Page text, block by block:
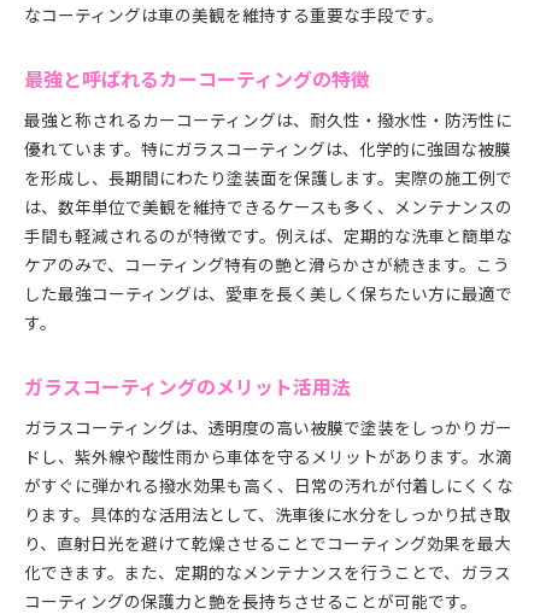
効果的なカーコーティングの選び方を伝授
車コーティング剤のおすすめ基準を知る
最強カーコーティング剤を見極めるポイント
費用対効果から考えるコーティング選び
自分に合うカーコーティングの見つけ方
業者選びで重視すべきカーコーティング要素
ガラスコーティングのメリットと注意点を知る
ガラスコーティングの魅力と効果を解説
車コーティングのデメリットを把握する
ガラスコーティングに適した車種や用途
失敗しないガラスコーティングのポイント
コーティング後の正しい洗車とケア方法
カーコーティング後の洗車頻度と注意点
車コーティングを長持ちさせるケア方法
正しい洗車でカーコーティングを守るコツ
なコーティングは車の美観を維持する重要な手段です。
最強と呼ばれるカーコーティングの特徴
最強と称されるカーコーティングは、耐久性・撥水性・防汚性に
優れています。特にガラスコーティングは、化学的に強固な被膜
を形成し、長期間にわたり塗装面を保護します。実際の施工例で
は、数年単位で美観を維持できるケースも多く、メンテナンスの
手間も軽減されるのが特徴です。例えば、定期的な洗車と簡単な
ケアのみで、コーティング特有の艶と滑らかさが続きます。こう
した最強コーティングは、愛車を長く美しく保ちたい方に最適で
す。
ガラスコーティングのメリット活用法
ガラスコーティングは、透明度の高い被膜で塗装をしっかりガー
ドし、紫外線や酸性雨から車体を守るメリットがあります。水滴
がすぐに弾かれる撥水効果も高く、日常の汚れが付着しにくくな
ります。具体的な活用法として、洗車後に水分をしっかり拭き取
り、直射日光を避けて乾燥させることでコーティング効果を最大
化できます。また、定期的なメンテナンスを行うことで、ガラス
コーティングの保護力と艶を長持ちさせることが可能です。